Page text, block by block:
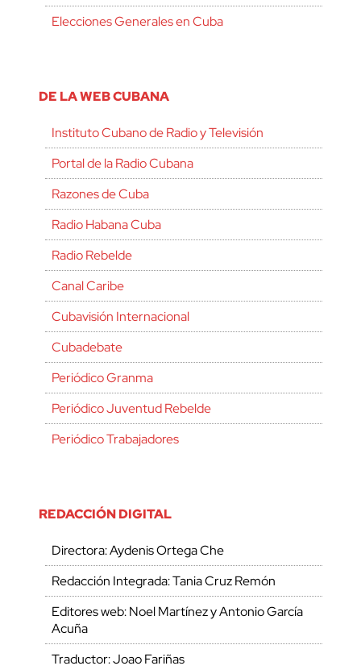
Elecciones Generales en Cuba
DE LA WEB CUBANA
Instituto Cubano de Radio y Televisión
Portal de la Radio Cubana
Razones de Cuba
Radio Habana Cuba
Radio Rebelde
Canal Caribe
Cubavisión Internacional
Cubadebate
Periódico Granma
Periódico Juventud Rebelde
Periódico Trabajadores
REDACCIÓN DIGITAL
Directora: Aydenis Ortega Che
Redacción Integrada: Tania Cruz Remón
Editores web: Noel Martínez y Antonio García
Acuña
Traductor: Joao Fariñas